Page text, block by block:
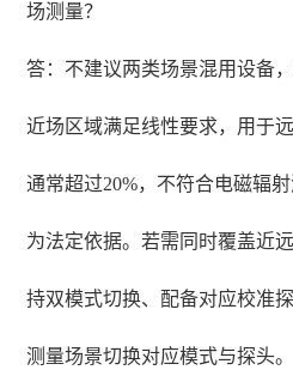
场测量？
答：不建议两类场景混用设备
近场区域满足线性要求，用于
通常超过20%，不符合电磁辐
为法定依据。若需同时覆盖近
持双模式切换、配备对应校准
测量场景切换对应模式与探头。